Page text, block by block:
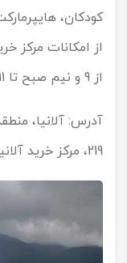
کودکان،
از امکانات مرکز
از 9 و نیم صبح تا 11 شب است.
آدرس: آلانیا،
219، مرکز خرید آلانیوم